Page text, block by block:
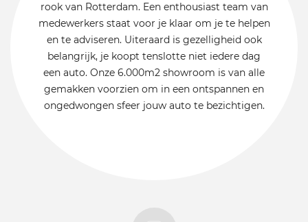
rook van Rotterdam. Een enthousiast team van
medewerkers staat voor je klaar om je te helpen
en te adviseren. Uiteraard is gezelligheid ook
belangrijk, je koopt tenslotte niet iedere dag
een auto. Onze 6.000m2 showroom is van alle
gemakken voorzien om in een ontspannen en
ongedwongen sfeer jouw auto te bezichtigen.